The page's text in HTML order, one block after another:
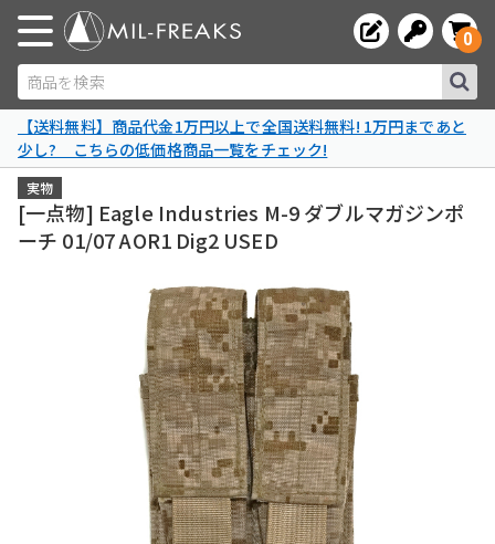
商品を検索
0
【送料無料】商品代金1万円以上で全国送料無料! 1万円まであと
少し? こちらの低価格商品一覧をチェック!
実物
[一点物] Eagle Industries M-9 ダブルマガジンポ
ーチ 01/07 AOR1 Dig2 USED